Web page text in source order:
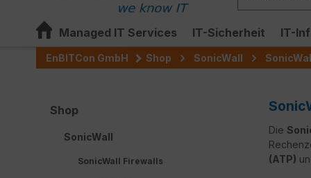
Managed IT Services IT-Sicherheit IT-
EnBITCon GmbH Shop SonicWall
Shop
SonicWall
SonicWall Firewalls
Die
(ATP)